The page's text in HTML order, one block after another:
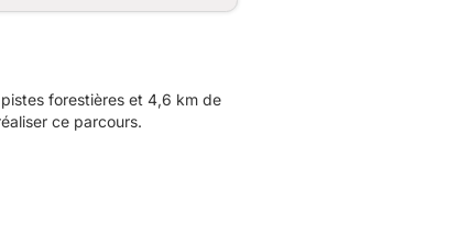
forestières et 4,6 km de
ce parcours.